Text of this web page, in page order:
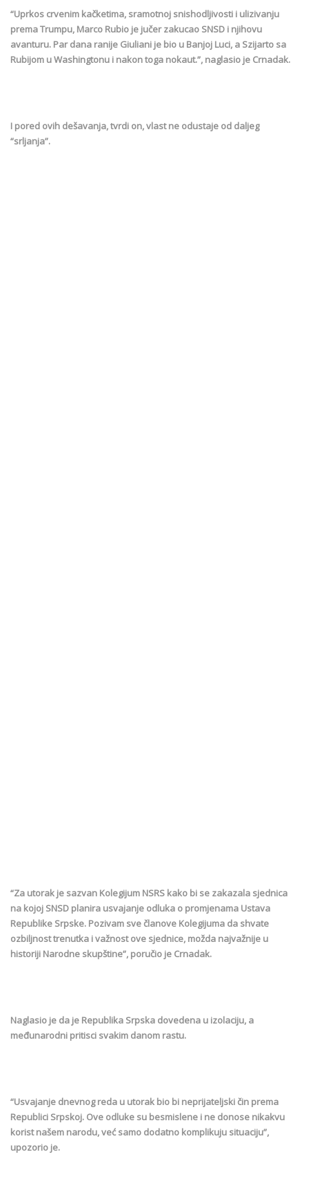
“Uprkos crvenim kačketima, sramotnoj snishodljivosti i ulizivanju
prema Trumpu, Marco Rubio je jučer zakucao SNSD i njihovu
avanturu. Par dana ranije Giuliani je bio u Banjoj Luci, a Szijarto sa
Rubijom u Washingtonu i nakon toga nokaut.”, naglasio je Crnadak.
I pored ovih dešavanja, tvrdi on, vlast ne odustaje od daljeg
“srljanja”.
“Za utorak je sazvan Kolegijum NSRS kako bi se zakazala sjednica
na kojoj SNSD planira usvajanje odluka o promjenama Ustava
Republike Srpske. Pozivam sve članove Kolegijuma da shvate
ozbiljnost trenutka i važnost ove sjednice, možda najvažnije u
historiji Narodne skupštine”, poručio je Crnadak.
Naglasio je da je Republika Srpska dovedena u izolaciju, a
međunarodni pritisci svakim danom rastu.
“Usvajanje dnevnog reda u utorak bio bi neprijateljski čin prema
Republici Srpskoj. Ove odluke su besmislene i ne donose nikakvu
korist našem narodu, već samo dodatno komplikuju situaciju”,
upozorio je.